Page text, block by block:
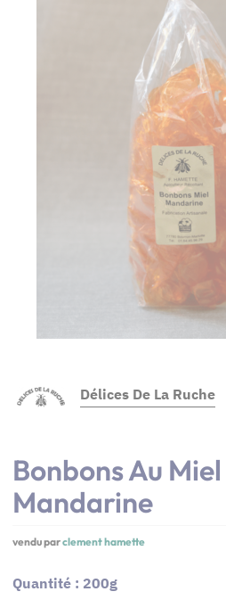
Délices De La Ruche
Bonbons Au
Mandarine
vendu parclement hamette
Quantité : 200g